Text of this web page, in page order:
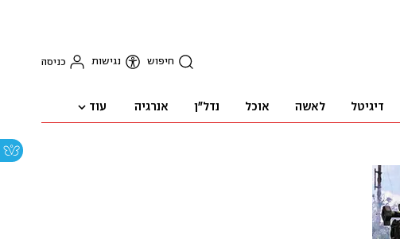
חיפוש נגישות כניסה
דיגיטל לאשה אוכל נדל"ן אנרגיה עוד